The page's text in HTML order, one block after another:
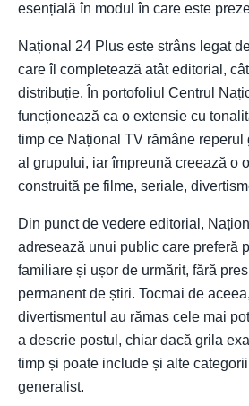
esențială în modul în care este
Național 24 Plus este strâns legat
care îl completează atât editorial,
distribuție. În portofoliul Centrul
funcționează ca o extensie cu
timp ce Național TV rămâne reperul
al grupului, iar împreună creează o
construită pe filme, seriale,
Din punct de vedere editorial,
adresează unui public care preferă
familiare și ușor de urmărit, fără
permanent de știri. Tocmai de
divertismentul au rămas cele mai
a descrie postul, chiar dacă grila
timp și poate include și alte
generalist.